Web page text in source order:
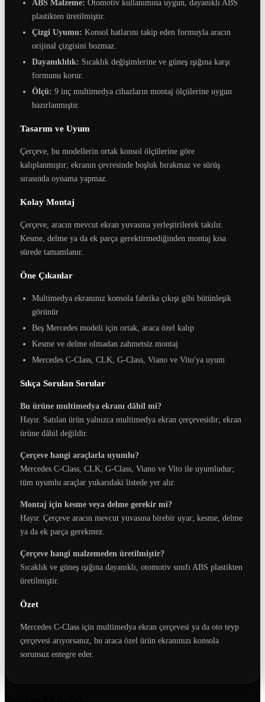
ABS Malzeme: Otomotiv kullanımına uygun, dayanıklı ABS
plastikten üretilmiştir.
Çizgi Uyumu: Konsol hatlarını takip eden formuyla aracın
orijinal çizgisini bozmaz.
Dayanıklılık: Sıcaklık değişimlerine ve güneş ışığına karşı
formunu korur.
Ölçü: 9 inç multimedya cihazların montaj ölçülerine uygun
hazırlanmıştır.
Tasarım ve Uyum
Çerçeve, bu modellerin ortak konsol ölçülerine göre
kalıplanmıştır; ekranın çevresinde boşluk bırakmaz ve sürüş
sırasında oynama yapmaz.
Kolay Montaj
Çerçeve, aracın mevcut ekran yuvasına yerleştirilerek takılır.
Kesme, delme ya da ek parça gerektirmediğinden montaj kısa
sürede tamamlanır.
Öne Çıkanlar
Multimedya ekranınız konsola fabrika çıkışı gibi bütünleşik
görünür
Beş Mercedes modeli için ortak, araca özel kalıp
Kesme ve delme olmadan zahmetsiz montaj
Mercedes C-Class, CLK, G-Class, Viano ve Vito'ya uyum
Sıkça Sorulan Sorular
Bu ürüne multimedya ekranı dâhil mi?
Hayır. Satılan ürün yalnızca multimedya ekran çerçevesidir; ekran
ürüne dâhil değildir.
Çerçeve hangi araçlarla uyumlu?
Mercedes C-Class, CLK, G-Class, Viano ve Vito ile uyumludur;
tüm uyumlu araçlar yukarıdaki listede yer alır.
Montaj için kesme veya delme gerekir mi?
Hayır. Çerçeve aracın mevcut yuvasına birebir uyar; kesme, delme
ya da ek parça gerekmez.
Çerçeve hangi malzemeden üretilmiştir?
Sıcaklık ve güneş ışığına dayanıklı, otomotiv sınıfı ABS plastikten
üretilmiştir.
Özet
Mercedes C-Class için multimedya ekran çerçevesi ya da oto teyp
çerçevesi arıyorsanız, bu araca özel ürün ekranınızı konsola
sorunsuz entegre eder.